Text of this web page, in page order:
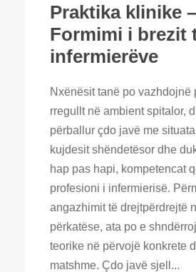
Praktika klinike –
Formimi i brezit
infermierëve
Nxënësit tanë po vazhdojnë
rregullt në ambient spitalor,
përballur çdo javë me
kujdesit shëndetësor dhe
hap pas hapi, kompetencat
profesioni i infermierisë.
angazhimit të drejtpërdrejtë
përkatëse, ata po e
teorike në përvojë konkrete
matshme. Çdo javë sjell...